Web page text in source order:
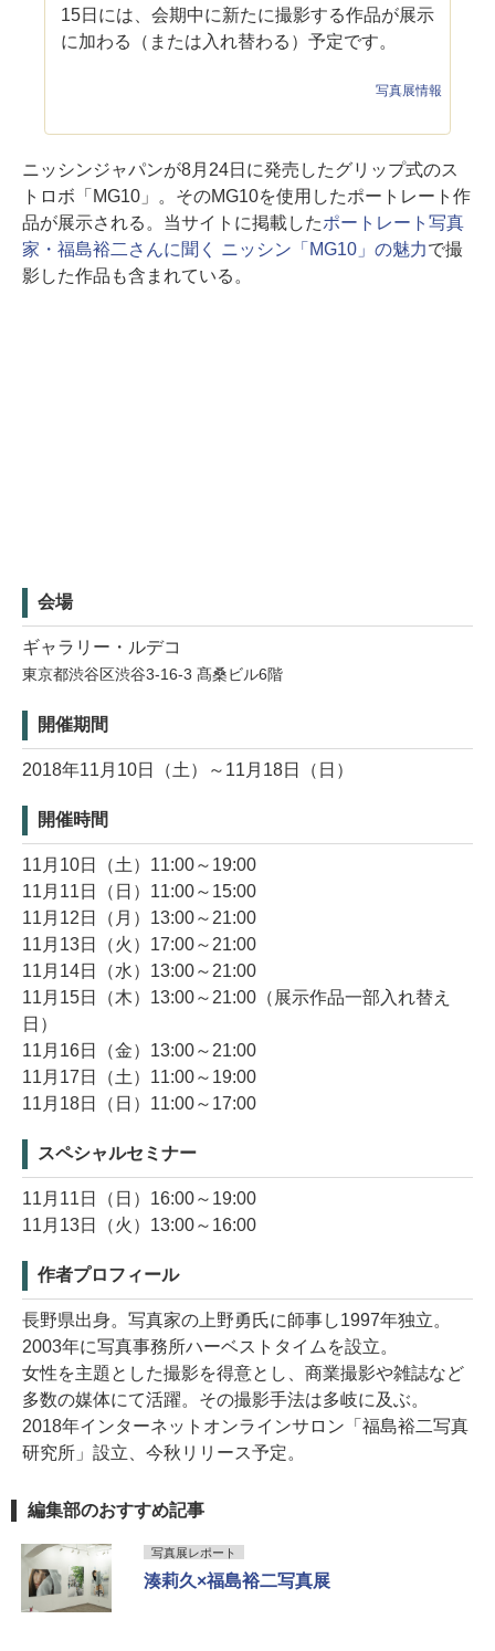
15日には、会期中に新たに撮影する作品が展示
に加わる（または入れ替わる）予定です。
写真展情報
ニッシンジャパンが8月24日に発売したグリップ式のス
トロボ「MG10」。そのMG10を使用したポートレート作
品が展示される。当サイトに掲載したポートレート写真
家・福島裕二さんに聞く ニッシン「MG10」の魅力で撮
影した作品も含まれている。
会場
ギャラリー・ルデコ
東京都渋谷区渋谷3-16-3 髙桑ビル6階
開催期間
2018年11月10日（土）～11月18日（日）
開催時間
11月10日（土）11:00～19:00
11月11日（日）11:00～15:00
11月12日（月）13:00～21:00
11月13日（火）17:00～21:00
11月14日（水）13:00～21:00
11月15日（木）13:00～21:00（展示作品一部入れ替え
日）
11月16日（金）13:00～21:00
11月17日（土）11:00～19:00
11月18日（日）11:00～17:00
スペシャルセミナー
11月11日（日）16:00～19:00
11月13日（火）13:00～16:00
作者プロフィール
長野県出身。写真家の上野勇氏に師事し1997年独立。
2003年に写真事務所ハーベストタイムを設立。
女性を主題とした撮影を得意とし、商業撮影や雑誌など
多数の媒体にて活躍。その撮影手法は多岐に及ぶ。
2018年インターネットオンラインサロン「福島裕二写真
研究所」設立、今秋リリース予定。
編集部のおすすめ記事
写真展レポート
湊莉久×福島裕二写真展